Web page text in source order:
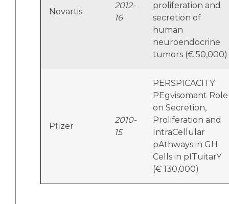
Novartis
2012-
16
proliferation and
secretion of
human
neuroendocrine
tumors (€ 50,000)
Pfizer
2010-
15
PERSPICACITY
PEgvisomant Role
on Secretion,
Proliferation and
IntraCellular
pAthways in GH
Cells in pITuitarY
(€ 130,000)